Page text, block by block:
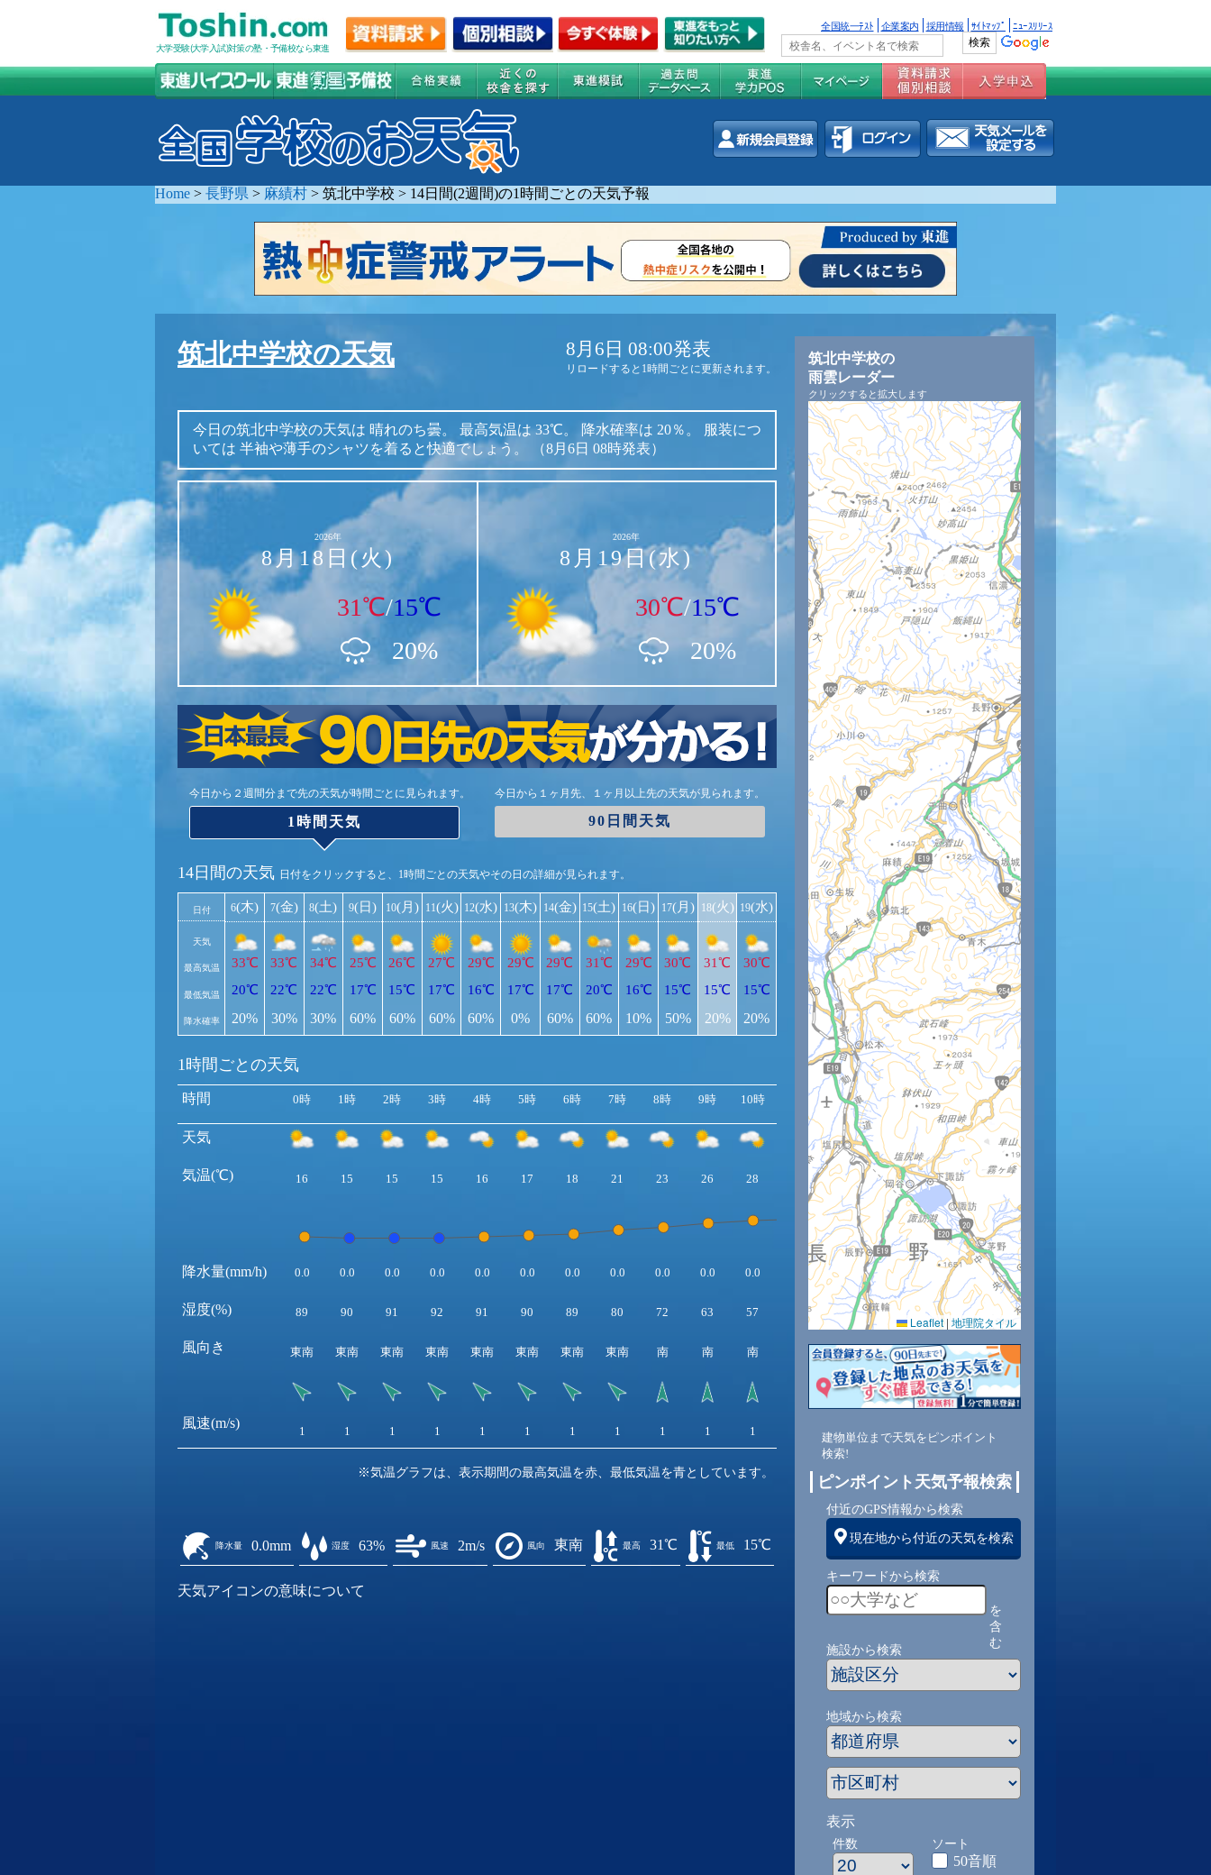
大学受験(大学入試)対策の塾・予備校なら東進
全国統一ﾃｽﾄ 企業案内 採用情報 ｻｲﾄﾏｯﾌﾟ ﾆｭｰｽﾘﾘｰｽ
Home > 長野県 > 麻績村 > 筑北中学校 > 14日間(2週間)の1時間ごとの天気予報
筑北中学校の天気 8月6日 08:00発表
リロードすると1時間ごとに更新されます。
今日の筑北中学校の天気は 晴れのち曇。 最高気温は 33℃。 降水確率は 20％。
服装につ
いては 半袖や薄手のシャツを着ると快適でしょう。 （8月6日 08時発表）
2026年
8月18日(火)
31℃/15℃
20%
2026年
8月19日(水)
30℃/15℃
20%
今日から２週間分まで先の天気が時間ごとに見られます。
1時間天気
今日から１ヶ月先、１ヶ月以上先の天気が見られます。
90日間天気
14日間の天気 日付をクリックすると、1時間ごとの天気やその日の詳細が見られます。
日付
天気
最高気温
最低気温
降水確率
6(木)
33℃
20℃
20%
7(金)
33℃
22℃
30%
8(土)
34℃
22℃
30%
9(日)
25℃
17℃
60%
10(月)
26℃
15℃
60%
11(火)
27℃
17℃
60%
12(水)
29℃
16℃
60%
13(木)
29℃
17℃
0%
14(金)
29℃
17℃
60%
15(土)
31℃
20℃
60%
16(日)
29℃
16℃
10%
17(月)
30℃
15℃
50%
18(火)
31℃
15℃
20%
19(水)
30℃
15℃
20%
1時間ごとの天気
時間
天気
気温(℃)
降水量(mm/h)
湿度(%)
風向き
風速(m/s)
0時 1時 2時 3時 4時 5時 6時 7時 8時 9時 10時 11時 12時 13時 14時 15時 16時
16 15 15 15 16 17 18 21 23 26 28 31 31 31 31
0.0 0.0 0.0 0.0 0.0 0.0 0.0 0.0 0.0 0.0 0.0 0.0 0.0 0.0 0.0 0.0
89 90 91 92 91 90 89 80 72 63 57 46 45 44 43 51
東南 東南 東南 東南 東南 東南 東南 東南 南 南 南 東南 東南 東南 東
1 1 1 1 1 1 1 1 1 1 1 1 1 2 2
※気温グラフは、表示期間の最高気温を赤、最低気温を青としています。
降水量 0.0mm 湿度 63% 風速 2m/s 風向 東南 最高 31℃ 最低 15℃
天気アイコンの意味について
筑北中学校の
雨雲レーダー
クリックすると拡大します
Leaflet | 地理院タイル
建物単位まで天気をピンポイント
検索!
ピンポイント天気予報検索
付近のGPS情報から検索
現在地から付近の天気を検索
キーワードから検索
を
含
む
施設から検索
地域から検索
表示
件数 ソート
50音順